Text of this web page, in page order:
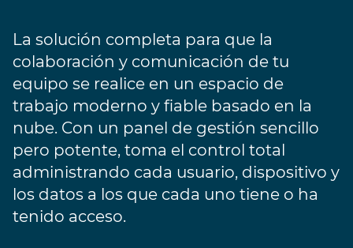
La solución completa para que la
colaboración y comunicación de tu
equipo se realice en un espacio de
trabajo moderno y fiable basado en la
nube. Con un panel de gestión sencillo
pero potente, toma el control total
administrando cada usuario, dispositivo y
los datos a los que cada uno tiene o ha
tenido acceso.